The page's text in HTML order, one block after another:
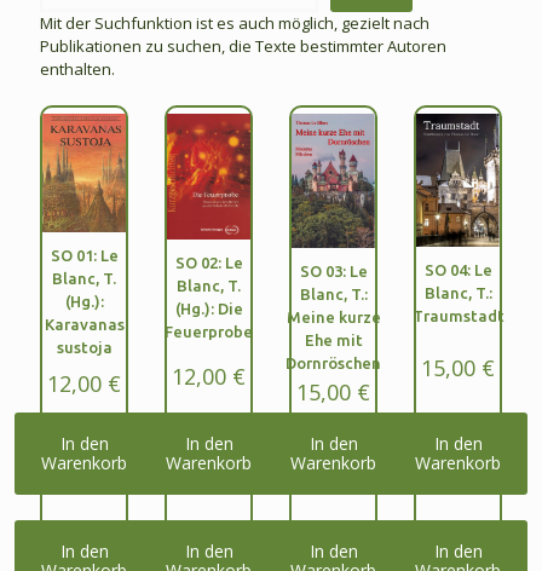
Mit der Suchfunktion ist es auch möglich, gezielt nach
Publikationen zu suchen, die Texte bestimmter Autoren
enthalten.
SO 01: Le
Blanc, T.
(Hg.):
Karavanas
sustoja
12,00 €
In den
Warenkorb
In den
SO 02: Le
Blanc, T.
(Hg.): Die
Feuerprobe
12,00 €
In den
Warenkorb
In den
SO 03: Le
Blanc, T.:
Meine kurze
Ehe mit
Dornröschen
15,00 €
In den
Warenkorb
In den
SO 04: Le
Blanc, T.:
Traumstadt
15,00 €
In den
Warenkorb
In den